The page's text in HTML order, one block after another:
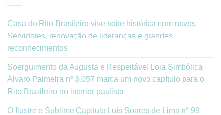
Casa do Rito Brasileiro vive noite histórica com novos
Servidores, renovação de lideranças e grandes
reconhecimentos
Soerguimento da Augusta e Respeitável Loja Simbólica
Álvaro Palmeira nº 3.057 marca um novo capítulo para o
Rito Brasileiro no interior paulista
O Ilustre e Sublime Capítulo Luís Soares de Lima nº 99